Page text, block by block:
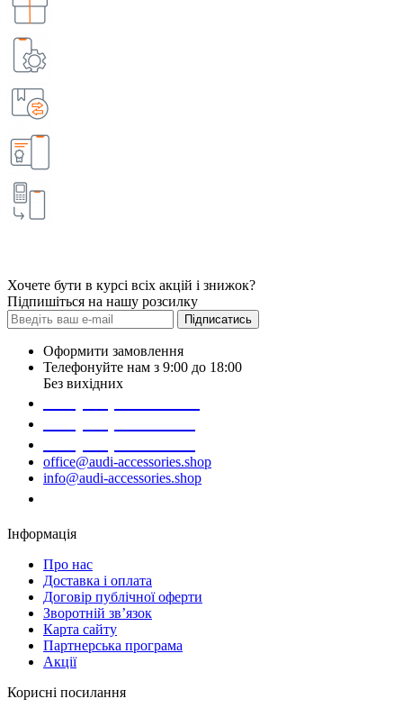
Хочете бути в курсі всіх акцій і знижок?
Підпишіться на нашу розсилку
Підписатись
Оформити замовлення
Телефонуйте нам з 9:00 до 18:00
Без вихідних
office@audi-accessories.shop
info@audi-accessories.shop
Інформація
Про нас
Доставка і оплата
Договір публічної оферти
Зворотній зв’язок
Карта сайту
Партнерська програма
Акції
Корисні посилання